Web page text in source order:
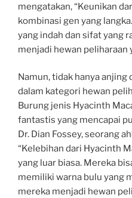
mengatakan, “Keunikan
kombinasi gen yang
yang indah dan sifat yang
menjadi hewan peliharaan
Namun, tidak hanya
dalam kategori hewan
Burung jenis Hyacinth
fantastis yang mencapai
Dr. Dian Fossey, seorang
“Kelebihan dari Hyacinth
yang luar biasa. Mereka
memiliki warna bulu yang
mereka menjadi hewan